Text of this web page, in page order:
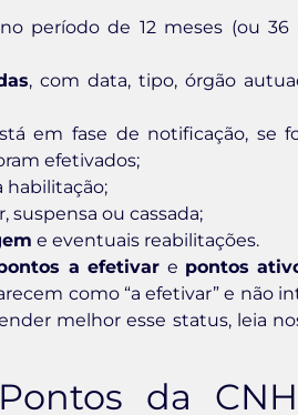
no período de 12 meses (ou
, com data, tipo, órgão
em fase de notificação, se
efetivados;
habilitação;
suspensa ou cassada;
e eventuais reabilitações.
a efetivar e pontos
como “a efetivar” e não
melhor esse status, leia
da